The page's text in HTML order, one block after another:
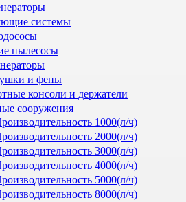
системы
пылесосы
и фены
консоли и держатели
сооружения
1000(л/ч)
2000(л/ч)
3000(л/ч)
4000(л/ч)
5000(л/ч)
8000(л/ч)